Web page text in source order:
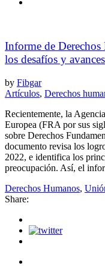
Informe de Derechos
los desafíos y
by Fibgar
Artículos, Derechos
Recientemente, la
Europea (FRA por sus
sobre Derechos
documento revisa los
2022, e identifica los
preocupación. Así, el
Derechos Humanos,
Share: